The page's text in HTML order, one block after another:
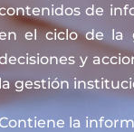
de
el ciclo de la
y
gestión
la